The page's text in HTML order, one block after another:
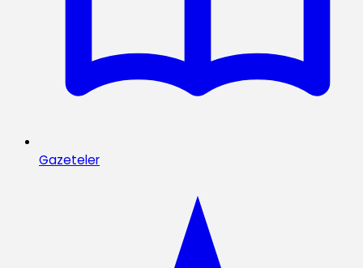
Gazeteler